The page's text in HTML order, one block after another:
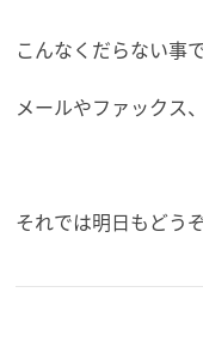
こんなくだらない事
メールやファックス
それでは明日もどう